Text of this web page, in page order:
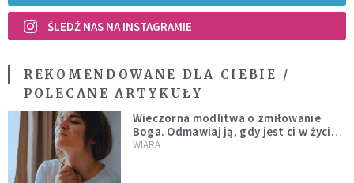
ŚLEDŹ NAS NA INSTAGRAMIE
REKOMENDOWANE DLA CIEBIE /
POLECANE ARTYKUŁY
Wieczorna modlitwa o zmiłowanie
Boga. Odmawiaj ją, gdy jest ci w życiu
źle
WIARA